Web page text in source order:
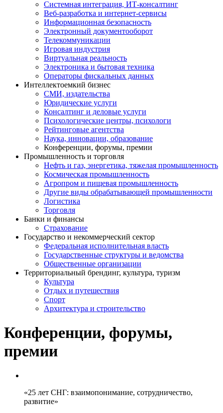
Системная интеграция, ИТ-консалтинг
Веб-разработка и интернет-сервисы
Информационная безопасность
Электронный документооборот
Телекоммуникации
Игровая индустрия
Виртуальная реальность
Электроника и бытовая техника
Операторы фискальных данных
Интеллектоемкий бизнес
СМИ, издательства
Юридические услуги
Консалтинг и деловые услуги
Психологические центры, психологи
Рейтинговые агентства
Наука, инновации, образование
Конференции, форумы, премии
Промышленность и торговля
Нефть и газ, энергетика, тяжелая промышленность
Космическая промышленность
Агропром и пищевая промышленность
Другие виды обрабатывающей промышленности
Логистика
Торговля
Банки и финансы
Страхование
Государство и некоммерческий сектор
Федеральная исполнительная власть
Государственные структуры и ведомства
Общественные организации
Территориальный брендинг, культура, туризм
Культура
Отдых и путешествия
Спорт
Архитектура и строительство
Конференции, форумы,
премии
«25 лет СНГ: взаимопонимание, сотрудничество,
развитие»